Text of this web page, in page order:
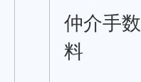
仲介手数
料